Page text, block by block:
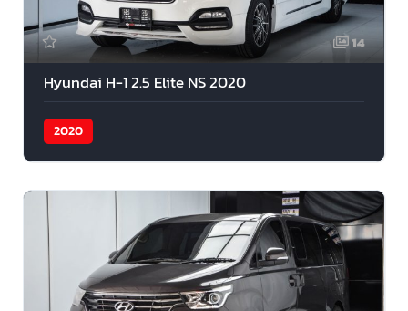
14
Hyundai H-1 2.5 Elite NS 2020
2020